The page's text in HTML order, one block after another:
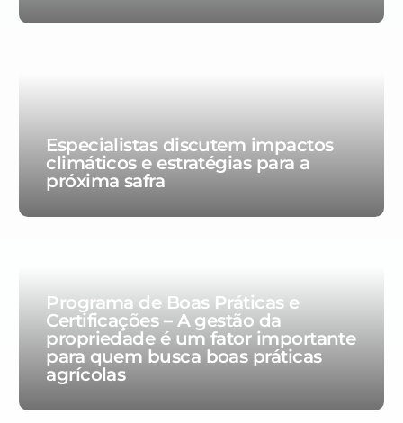
Especialistas discutem impactos
climáticos e estratégias para a
próxima safra
Programa de Boas Práticas e
Certificações – A gestão da
propriedade é um fator importante
para quem busca boas práticas
agrícolas